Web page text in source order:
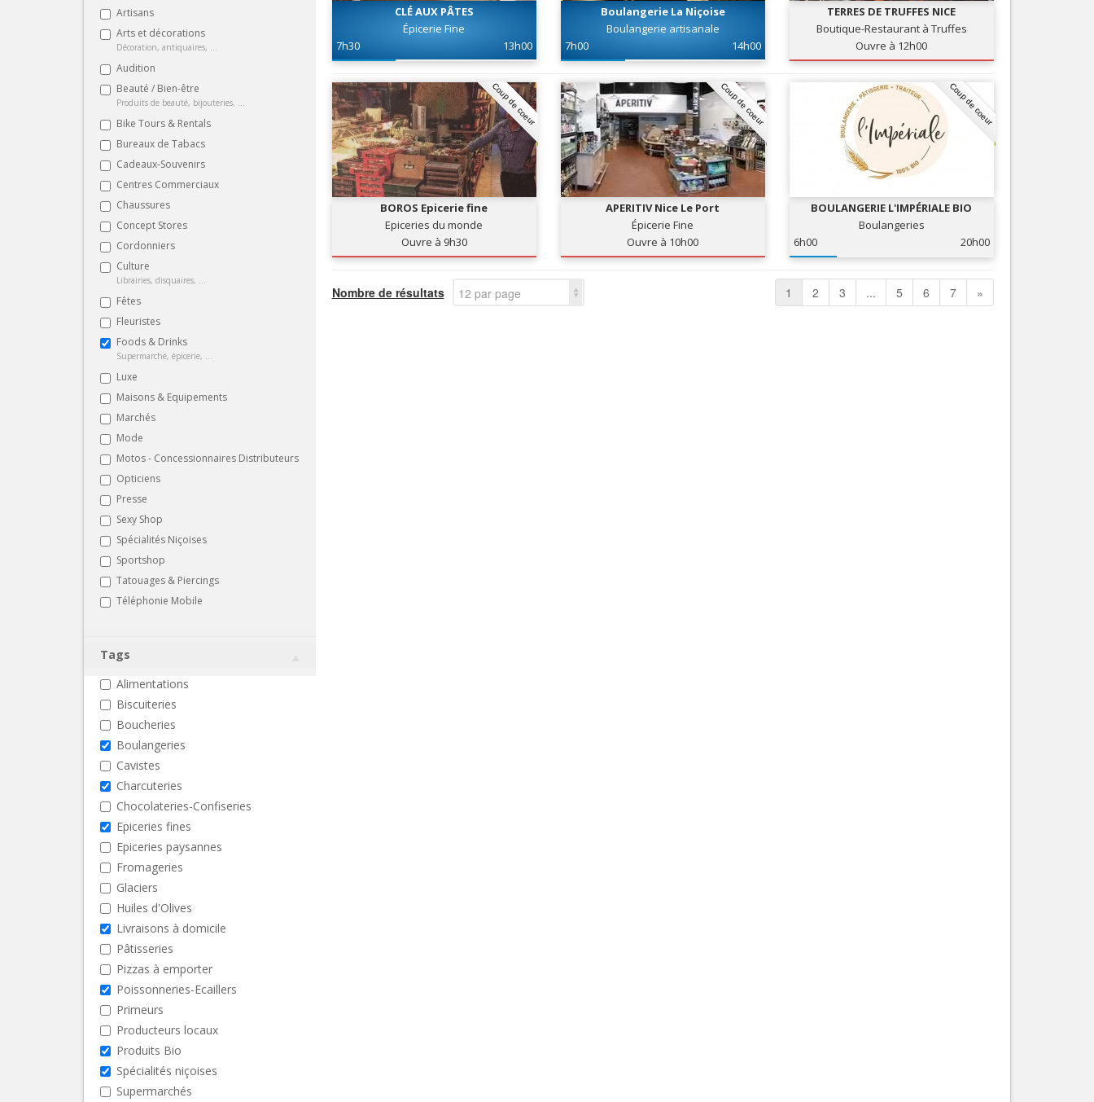
Artisans
Arts et décorations
Décoration, antiquaires, ...
Audition
Beauté / Bien-être
Produits de beauté, bijouteries, ...
Bike Tours & Rentals
Bureaux de Tabacs
Cadeaux-Souvenirs
Centres Commerciaux
Chaussures
Concept Stores
Cordonniers
Culture
Librairies, disquaires, ...
Fêtes
Fleuristes
Foods & Drinks
Supermarché, épicerie, ...
Luxe
Maisons & Equipements
Marchés
Mode
Motos - Concessionnaires Distributeurs
Opticiens
Presse
Sexy Shop
Spécialités Niçoises
Sportshop
Tatouages & Piercings
Téléphonie Mobile
Tags
Alimentations
Biscuiteries
Boucheries
Boulangeries
Cavistes
Charcuteries
Chocolateries-Confiseries
Epiceries fines
Epiceries paysannes
Fromageries
Glaciers
Huiles d'Olives
Livraisons à domicile
Pâtisseries
Pizzas à emporter
Poissonneries-Ecaillers
Primeurs
Producteurs locaux
Produits Bio
Spécialités niçoises
Supermarchés
CLÉ AUX PÂTES
Épicerie Fine
7h30
13h00
Boulangerie La Niçoise
Boulangerie artisanale
7h00
14h00
TERRES DE TRUFFES NICE
Boutique-Restaurant à Truffes
Ouvre à 12h00
Coup de coeur
BOROS Epicerie fine
Epiceries du monde
Ouvre à 9h30
Coup de coeur
APERITIV Nice Le Port
Épicerie Fine
Ouvre à 10h00
Coup de coeur
BOULANGERIE L'IMPÉRIALE BIO
Boulangeries
6h00
20h00
Nombre de résultats 12 par page 1 2 3 ... 5 6 7 »